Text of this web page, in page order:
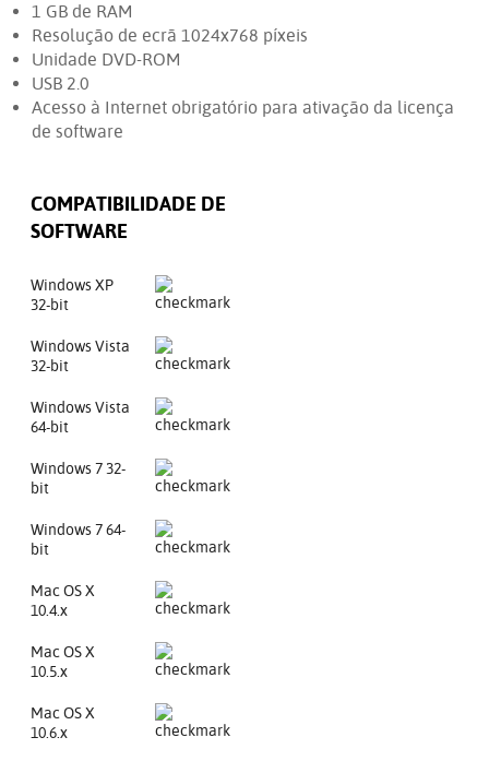
1 GB de RAM
Resolução de ecrã 1024x768 píxeis
Unidade DVD-ROM
USB 2.0
Acesso à Internet obrigatório para ativação da licença
de software
COMPATIBILIDADE DE
SOFTWARE
Windows XP
32-bit
Windows Vista
32-bit
Windows Vista
64-bit
Windows 7 32-
bit
Windows 7 64-
bit
Mac OS X
10.4.x
Mac OS X
10.5.x
Mac OS X
10.6.x